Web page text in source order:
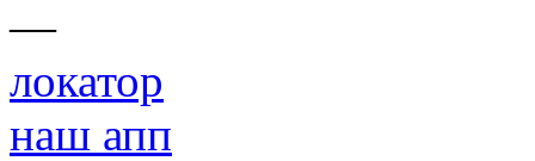
—
локатор
наш апп